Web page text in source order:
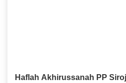
Haflah Akhirussanah PP